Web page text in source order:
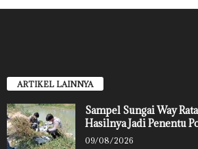
ARTIKEL LAINNYA
Sampel Sungai Way
Hasilnya Jadi Penentu
09/08/2026